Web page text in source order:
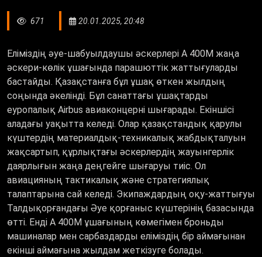
671 20.01.2025, 20:48
Еліміздің әуе-шабуылдаушы әскерлері A 400M жаңа
әскери-көлік ұшағында парашюттік жаттығуларды
бастайды. Қазақстанға бұл ұшақ өткен жылдың
соңында әкелінді. Бұл санаттағы ұшақтарды
еуропалық Airbus авиаконцерні шығарады. Екіншісі
аладағы уақытта келеді. Олар қазақстандық қарулы
күштердің материалдық-техникалық жабдықталуын
жақсартып, құрлықтағы әскерлердің жауынгерлік
даярлығын жаңа деңгейге шығаруы тиіс. Ол
авиацияның тактикалық және стратегиялық
талаптарына сай келеді. Экипаждардың оқу-жаттығуы
Талдықорғандағы Әуе қорғаныс күштерінің базасында
өтті. Енді A 400M ұшағының көмегімен броньды
машиналар мен сарбаздарды еліміздің бір аймағынан
екінші аймағына жылдам жеткізуге болады.